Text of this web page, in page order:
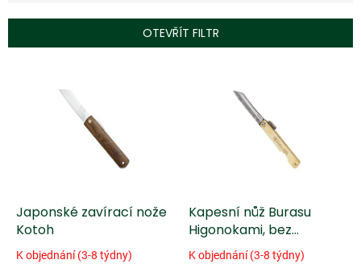
í
r
OTEVŘÍT FILTR
dJaponské zavírací nože
Kotoh
K objednání (3-8 týdny)
Kapesní nůž Burasu
Higonokami, bez
koženého pouzdra
K objednání (3-8 týdny)